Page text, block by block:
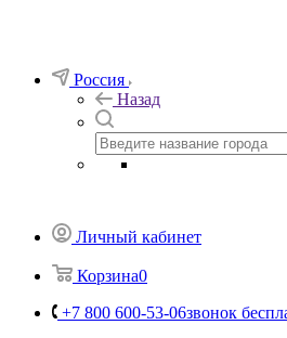
Россия
Назад
Личный кабинет
Корзина0
+7 800 600-53-06звонок